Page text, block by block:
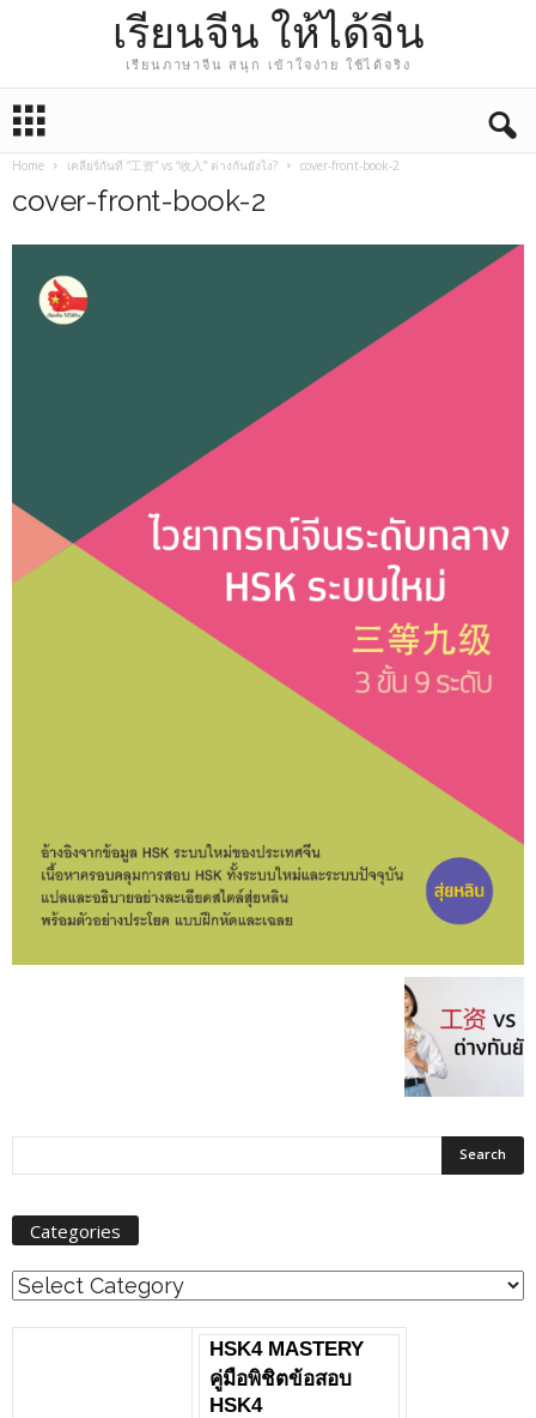
เรียนจีน ให้ได้จีน
เรียนภาษาจีน สนุก เข้าใจง่าย ใช้ได้จริง
Home เคลียร์กันที “工资” vs “收入” ต่างกันยังไง? cover-front-book-2
cover-front-book-2
Categories
Categories
HSK4 MASTERY
คู่มือพิชิตข้อสอบ
HSK4